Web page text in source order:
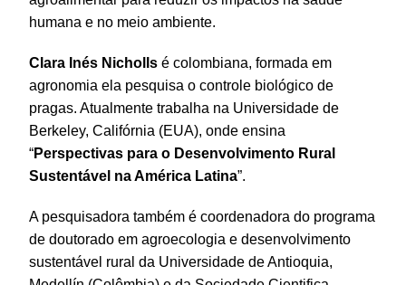
humana e no meio ambiente.
Clara Inés Nicholls é colombiana, formada em
agronomia ela pesquisa o controle biológico de
pragas. Atualmente trabalha na Universidade de
Berkeley, Califórnia (EUA), onde ensina
“Perspectivas para o Desenvolvimento Rural
Sustentável na América Latina”.
A pesquisadora também é coordenadora do programa
de doutorado em agroecologia e desenvolvimento
sustentável rural da Universidade de Antioquia,